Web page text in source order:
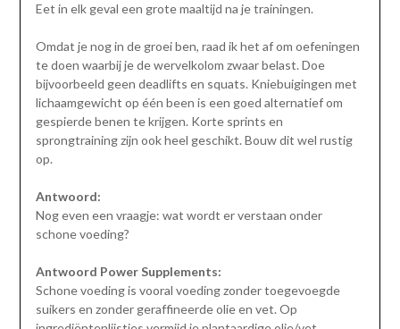
Eet in elk geval een grote maaltijd na je trainingen.
Omdat je nog in de groei ben, raad ik het af om oefeningen
te doen waarbij je de wervelkolom zwaar belast. Doe
bijvoorbeeld geen deadlifts en squats. Kniebuigingen met
lichaamgewicht op één been is een goed alternatief om
gespierde benen te krijgen. Korte sprints en
sprongtraining zijn ook heel geschikt. Bouw dit wel rustig
op.
Antwoord:
Nog even een vraagje: wat wordt er verstaan onder
schone voeding?
Antwoord Power Supplements:
Schone voeding is vooral voeding zonder toegevoegde
suikers en zonder geraffineerde olie en vet. Op